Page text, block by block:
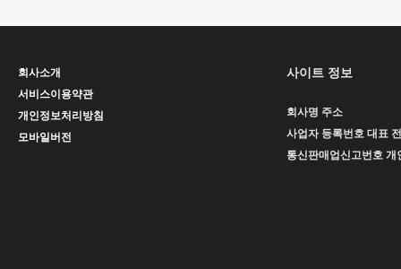
회사소개
서비스이용약관
개인정보처리방침
모바일버전
사이트 정보
회사명 주소
사업자 등록번호 대표
통신판매업신고번호 개